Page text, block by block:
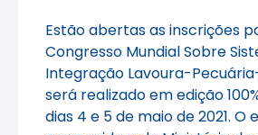
Estão abertas as inscrições
Congresso Mundial Sobre
Integração Lavoura-
será realizado em edição
dias 4 e 5 de maio de 2021. O